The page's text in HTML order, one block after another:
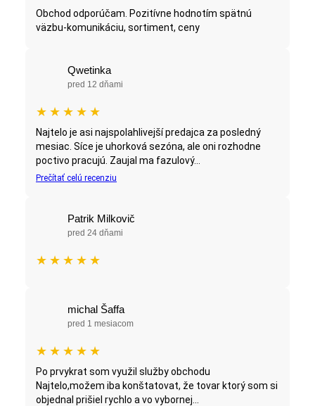
Obchod odporúčam. Pozitívne hodnotím spätnú
väzbu-komunikáciu, sortiment, ceny
Qwetinka
pred 12 dňami
★ ★ ★ ★ ★
Najtelo je asi najspolahlivejší predajca za posledný
mesiac. Síce je uhorková sezóna, ale oni rozhodne
poctivo pracujú. Zaujal ma fazulový...
Prečítať celú recenziu
Patrik Milkovič
pred 24 dňami
★ ★ ★ ★ ★
michal Šaffa
pred 1 mesiacom
★ ★ ★ ★ ★
Po prvykrat som využil služby obchodu
Najtelo,možem iba konštatovat, že tovar ktorý som si
objednal prišiel rychlo a vo vybornej...